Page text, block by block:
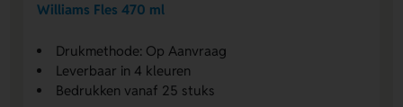
Williams Fles 470 ml
Drukmethode: Op Aanvraag
Leverbaar in 4 kleuren
Bedrukken vanaf 25 stuks